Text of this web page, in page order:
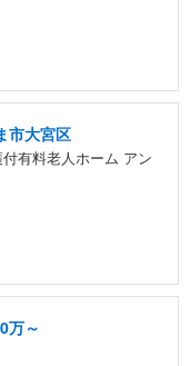
市大宮区
有料老人ホーム アン
万～